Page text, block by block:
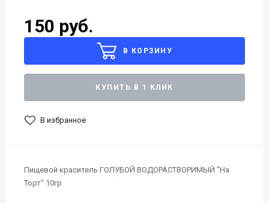
150 руб.
В КОРЗИНУ
КУПИТЬ В 1 КЛИК
В избранное
Пищевой краситель ГОЛУБОЙ ВОДОРАСТВОРИМЫЙ "На
Торт" 10гр